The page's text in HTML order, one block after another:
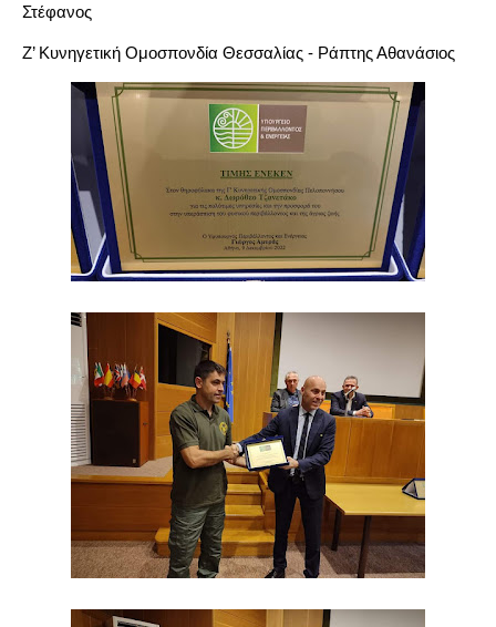
Στέφανος
Ζ’ Κυνηγετική Ομοσπονδία Θεσσαλίας - Ράπτης Αθανάσιος